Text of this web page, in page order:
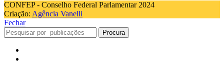
CONFEP - Conselho Federal Parlamentar 2024
Criação: Agência Vanelli
Fechar
Procura